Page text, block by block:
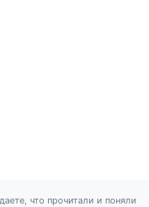
что прочитали и поняли